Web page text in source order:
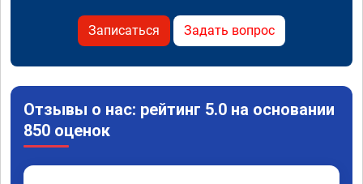
Записаться Задать вопрос
Отзывы о нас: рейтинг 5.0 на основании
850 оценок